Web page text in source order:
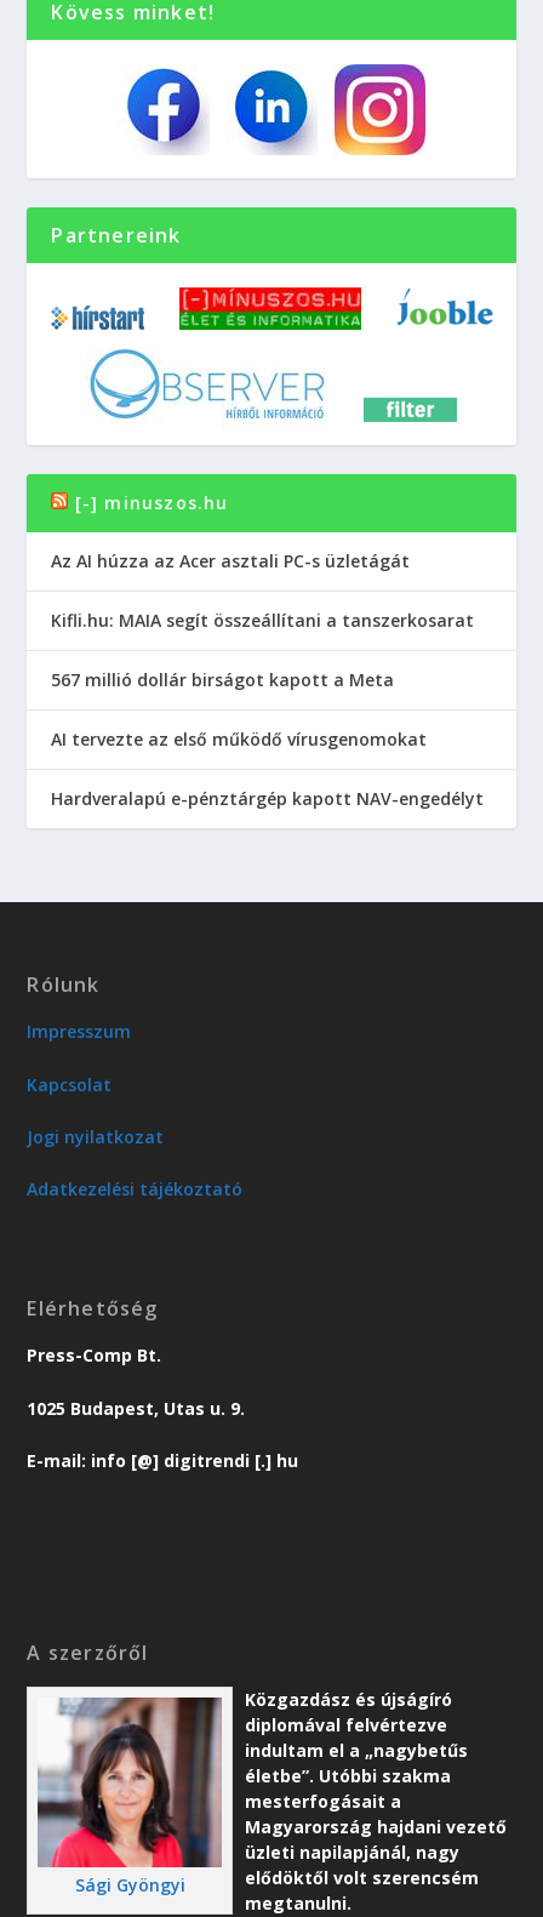
Kövess minket!
Partnereink
[-] minuszos.hu
Az AI húzza az Acer asztali PC-s üzletágát
Kifli.hu: MAIA segít összeállítani a tanszerkosarat
567 millió dollár birságot kapott a Meta
AI tervezte az első működő vírusgenomokat
Hardveralapú e-pénztárgép kapott NAV-engedélyt
Rólunk
Impresszum
Kapcsolat
Jogi nyilatkozat
Adatkezelési tájékoztató
Elérhetőség
Press-Comp Bt.
1025 Budapest, Utas u. 9.
E-mail: info [@] digitrendi [.] hu
A szerzőről
Sági Gyöngyi
Közgazdász és újságíró
diplomával felvértezve
indultam el a „nagybetűs
életbe”. Utóbbi szakma
mesterfogásait a
Magyarország hajdani vezető
üzleti napilapjánál, nagy
elődöktől volt szerencsém
megtanulni.